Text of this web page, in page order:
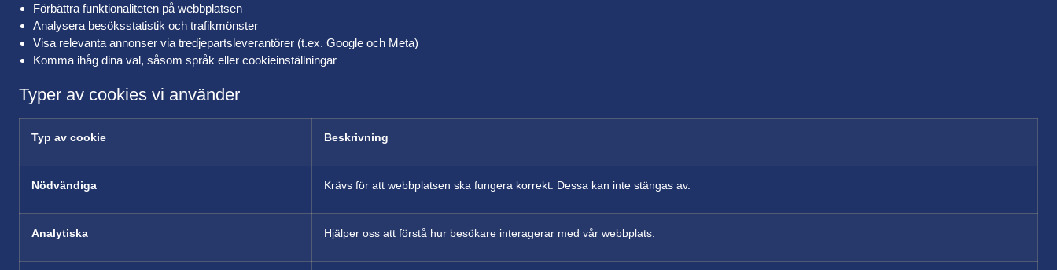
Förbättra funktionaliteten på webbplatsen
Analysera besöksstatistik och trafikmönster
Visa relevanta annonser via tredjepartsleverantörer (t.ex. Google och Meta)
Komma ihåg dina val, såsom språk eller cookieinställningar
Typer av cookies vi använder
Typ av cookie Beskrivning
Nödvändiga Krävs för att webbplatsen ska fungera korrekt. Dessa kan inte stängas av.
Analytiska Hjälper oss att förstå hur besökare interagerar med vår webbplats.